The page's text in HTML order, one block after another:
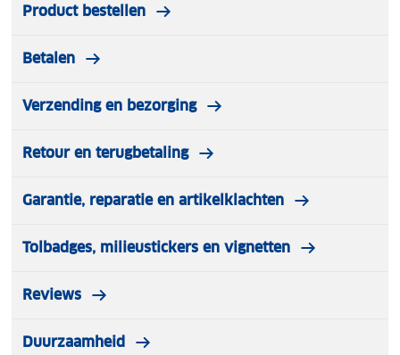
Product bestellen
Betalen
Verzending en bezorging
Retour en terugbetaling
Garantie, reparatie en artikelklachten
Tolbadges, milieustickers en vignetten
Reviews
Duurzaamheid